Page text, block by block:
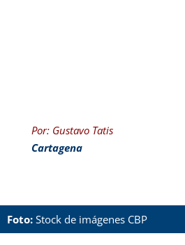
Por: Gustavo Tatis
Cartagena
Foto: Stock de imágenes CBP